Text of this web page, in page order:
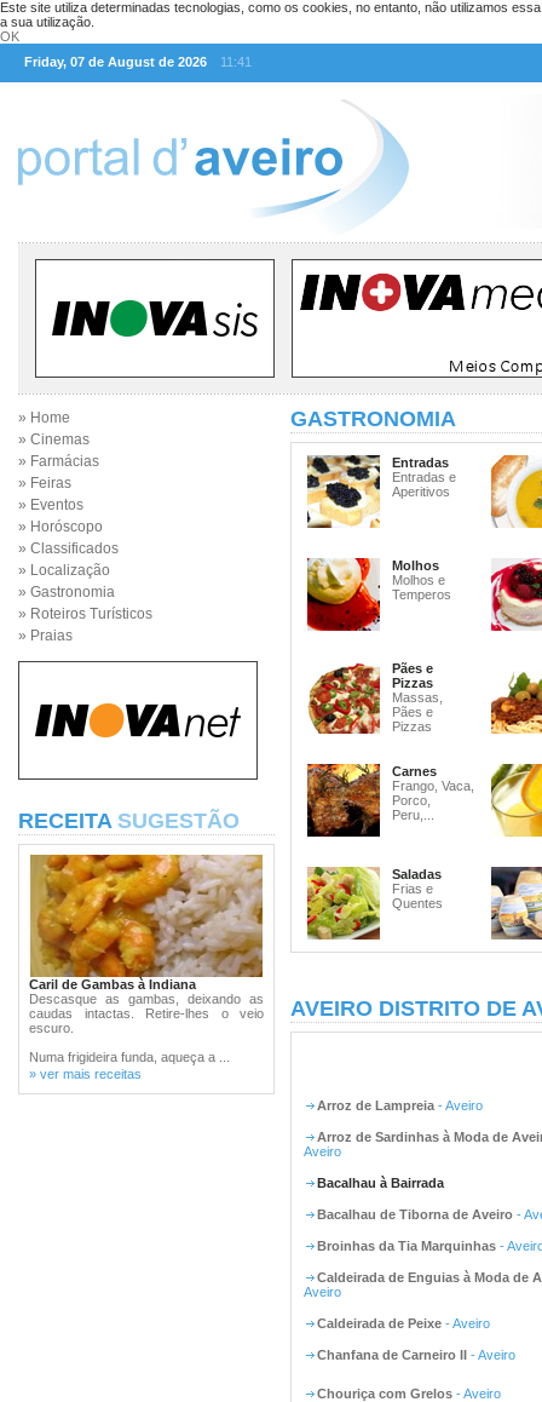
Este site utiliza determinadas tecnologias, como os cookies, no entanto, não utilizamos
a sua utilização.
OK
Friday, 07 de August de 2026
11:41
» Home
» Cinemas
» Farmácias
» Feiras
» Eventos
» Horóscopo
» Classificados
» Localização
» Gastronomia
» Roteiros Turísticos
» Praias
RECEITA SUGESTÃO
Caril de Gambas à Indiana
Descasque as gambas, deixando as
caudas intactas. Retire-lhes o veio
escuro.
Numa frigideira funda, aqueça a ...
» ver mais receitas
GASTRONOMIA
Entradas
Entradas e
Aperitivos
Molhos
Molhos e
Temperos
Pães e
Pizzas
Massas,
Pães e
Pizzas
Carnes
Frango, Vaca,
Porco,
Peru,...
Saladas
Frias e
Quentes
AVEIRO DISTRITO DE
Arroz de Lampreia - Aveiro
Arroz de Sardinhas à Moda de
Aveiro
Bacalhau à Bairrada
Bacalhau de Tiborna de Aveiro -
Broinhas da Tia Marquinhas -
Caldeirada de Enguias à Moda de
Aveiro
Caldeirada de Peixe - Aveiro
Chanfana de Carneiro II - Aveiro
Chouriça com Grelos - Aveiro